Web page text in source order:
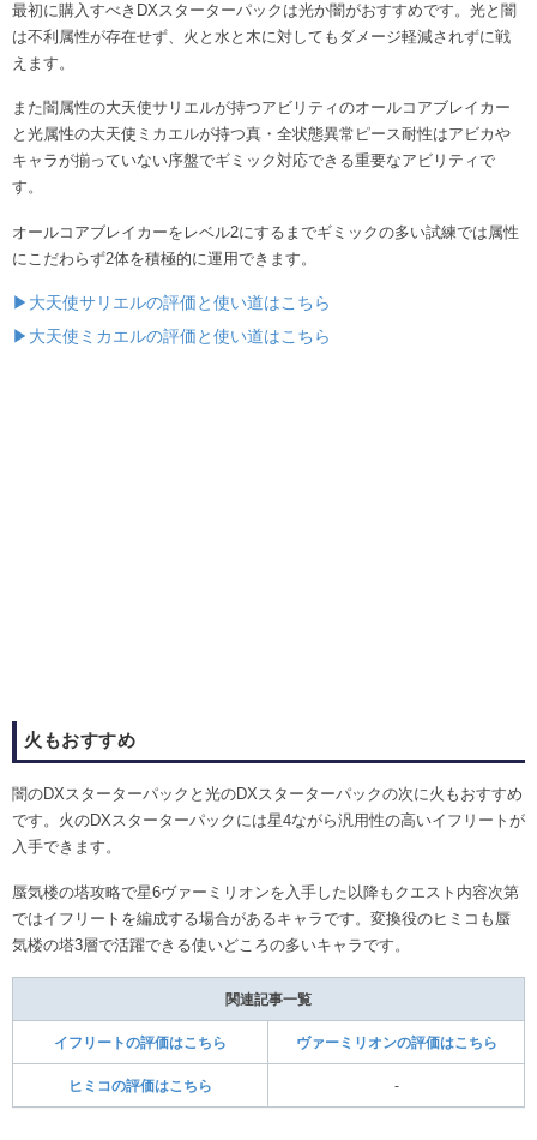
最初に購入すべきDXスターターパックは光か闇がおすすめです。光と闇
は不利属性が存在せず、火と水と木に対してもダメージ軽減されずに戦
えます。
また闇属性の大天使サリエルが持つアビリティのオールコアブレイカー
と光属性の大天使ミカエルが持つ真・全状態異常ピース耐性はアビカや
キャラが揃っていない序盤でギミック対応できる重要なアビリティで
す。
オールコアブレイカーをレベル2にするまでギミックの多い試練では属性
にこだわらず2体を積極的に運用できます。
▶大天使サリエルの評価と使い道はこちら
▶大天使ミカエルの評価と使い道はこちら
火もおすすめ
闇のDXスターターパックと光のDXスターターパックの次に火もおすすめ
です。火のDXスターターパックには星4ながら汎用性の高いイフリートが
入手できます。
蜃気楼の塔攻略で星6ヴァーミリオンを入手した以降もクエスト内容次第
ではイフリートを編成する場合があるキャラです。変換役のヒミコも蜃
気楼の塔3層で活躍できる使いどころの多いキャラです。
関連記事一覧
イフリートの評価はこちら ヴァーミリオンの評価はこちら
ヒミコの評価はこちら -